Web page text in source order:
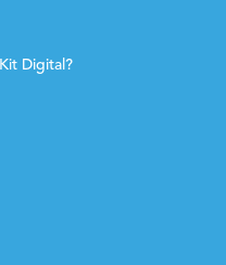
Digital?